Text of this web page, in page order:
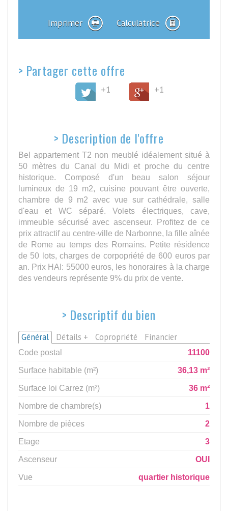
Imprimer Calculatrice
> Partager cette offre
+1 +1
> Description de l'offre
Bel appartement T2 non meublé idéalement situé à
50 mètres du Canal du Midi et proche du centre
historique. Composé d'un beau salon séjour
lumineux de 19 m2, cuisine pouvant être ouverte,
chambre de 9 m2 avec vue sur cathédrale, salle
d'eau et WC séparé. Volets électriques, cave,
immeuble sécurisé avec ascenseur. Profitez de ce
prix attractif au centre-ville de Narbonne, la fille aînée
de Rome au temps des Romains. Petite résidence
de 50 lots, charges de corpopriété de 600 euros par
an. Prix HAI: 55000 euros, les honoraires à la charge
des vendeurs représente 9% du prix de vente.
> Descriptif du bien
Général Détails + Copropriété Financier
Code postal
11100
Surface habitable (m²)
36,13 m²
Surface loi Carrez (m²)
36 m²
Nombre de chambre(s)
1
Nombre de pièces
2
Etage
3
Ascenseur
OUI
Vue
quartier historique